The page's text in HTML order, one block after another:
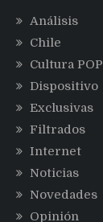
Análisis
Chile
Cultura POP
Dispositivo
Exclusivas
Filtrados
Internet
Noticias
Novedades
Opinión